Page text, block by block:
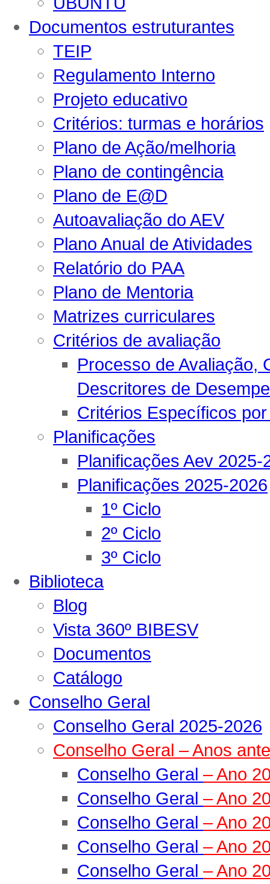
Documentos estruturantes
TEIP
Regulamento Interno
Projeto educativo
Critérios: turmas e horários
Plano de Ação/melhoria
Plano de contingência
Plano de E@D
Autoavaliação do AEV
Plano Anual de Atividades
Relatório do PAA
Plano de Mentoria
Matrizes curriculares
Critérios de avaliação
Processo de Avaliação,
Descritores de
Critérios Específicos
Planificações
Planificações Aev 2025-
Planificações 2025-2026
1º Ciclo
2º Ciclo
3º Ciclo
Biblioteca
Blog
Vista 360º BIBESV
Documentos
Catálogo
Conselho Geral
Conselho Geral 2025-2026
Conselho Geral – Anos
Conselho Geral – Ano
Conselho Geral – Ano
Conselho Geral – Ano
Conselho Geral – Ano
Conselho Geral – Ano